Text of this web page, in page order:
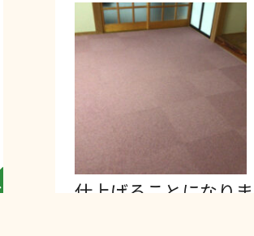
Views:
いとの
仕上
して木
仕上げることになりまし…